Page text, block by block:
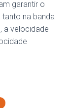
garantir o
na banda
a velocidade